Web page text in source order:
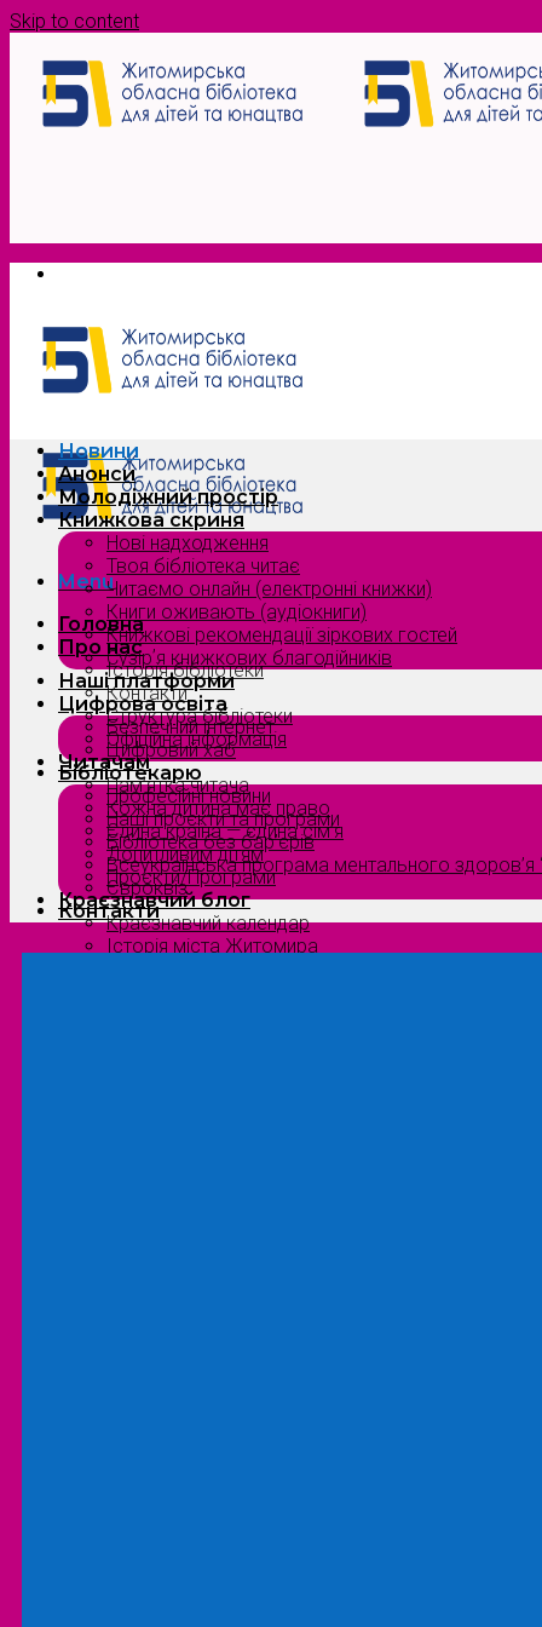
Skip to content
Menu
Головна
Про нас
Історія бібліотеки
Контакти
Структура бібліотеки
Офіційна інформація
Читачам
Пам’ятка читача
Кожна дитина має право
Єдина країна — єдина сім’я
Допитливим дітям
Проєкти/Програми
Краєзнавчий блог
Краєзнавчий календар
Історія міста Житомира
Новини
Анонси
Молодіжний простір
Книжкова скриня
Нові надходження
Твоя бібліотека читає
Читаємо онлайн (електронні книжки)
Книги оживають (аудіокниги)
Книжкові рекомендації зіркових гостей
Сузірʼя книжкових благодійників
Наші платформи
Цифрова освіта
Безпечний інтернет
Цифровий хаб
Бібліотекарю
Професійні новини
Наші проєкти та програми
Бібліотека без бар’єрів
Всеукраїнська програма ментального здоров’я
Євроквіз
Контакти